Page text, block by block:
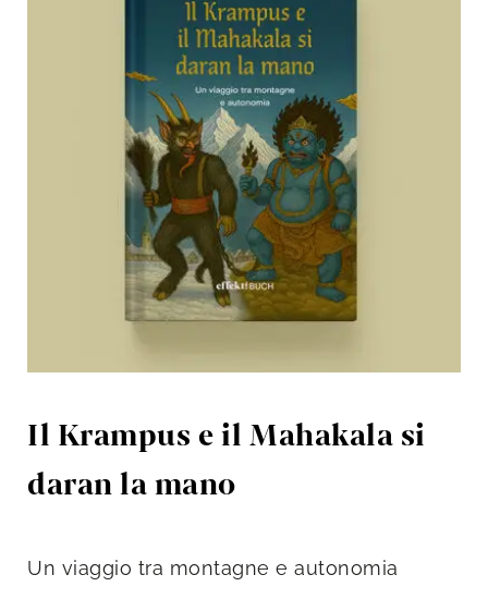
Il Krampus e il Mahakala si
daran la mano
Un viaggio tra montagne e autonomia